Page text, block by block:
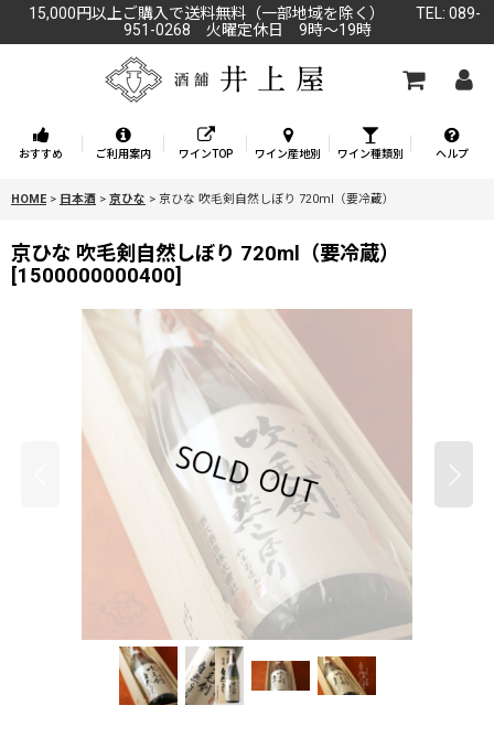
15,000円以上ご購入で送料無料（一部地域を除く） TEL: 089-
951-0268 火曜定休日 9時～19時
おすすめ ご利用案内 ワインTOP ワイン産地別 ワイン種類別 ヘルプ
HOME > 日本酒 > 京ひな > 京ひな 吹毛剣自然しぼり 720ml（要冷蔵）
京ひな 吹毛剣自然しぼり 720ml（要冷蔵）
[1500000000400]